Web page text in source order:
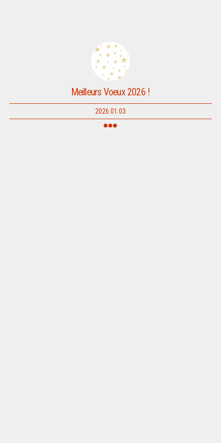
Meilleurs Voeux 2026 !
2026.01.03